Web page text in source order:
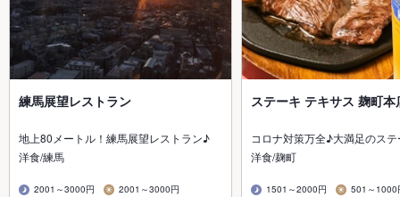
練馬展望レストラン
地上80メートル！練馬展望レストラン♪
洋食/練馬
2001～3000円 2001～3000円
ステーキ テキサス 麹町本
コロナ対策万全♪大満足のス
洋食/麹町
1501～2000円 501～1000